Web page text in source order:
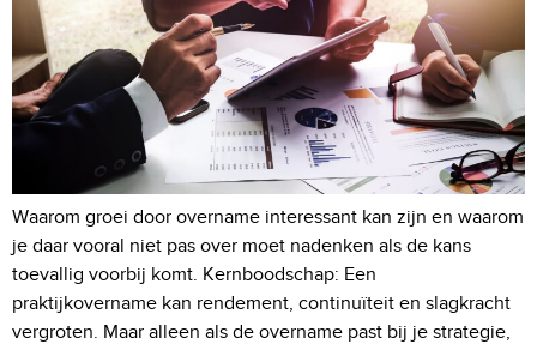
Waarom groei door overname interessant kan zijn en waarom
je daar vooral niet pas over moet nadenken als de kans
toevallig voorbij komt. Kernboodschap: Een
praktijkovername kan rendement, continuïteit en slagkracht
vergroten. Maar alleen als de overname past bij je strategie,